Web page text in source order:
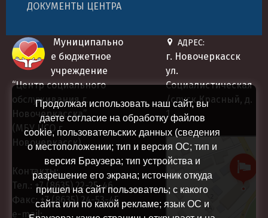
Продолжая использовать наш сайт, вы
даете согласие на обработку файлов
cookie, пользовательских данных (сведения
о местоположении; тип и версия ОС; тип и
версия Браузера; тип устройства и
разрешение его экрана; источник откуда
пришел на сайт пользователь; с какого
сайта или по какой рекламе; язык ОС и
ДОКУМЕНТЫ ЦЕНТРА
Муниципально
е бюджетное
учреждение
“Центр социального
обслуживания г.
Новочеркасска”
(МБУ ЦСО г.
Новочеркасск)
Контакты:
Тел.: +7 (8635) 22-25-46
Факс:+7 (8635) 24-53-45
e-mail:
АДРЕС:
г. Новочеркасск
ул.
Социалистическая
/спуск Красный, д.
1
Центр социального
обслуживания
Социальная служба в
Новочеркасске